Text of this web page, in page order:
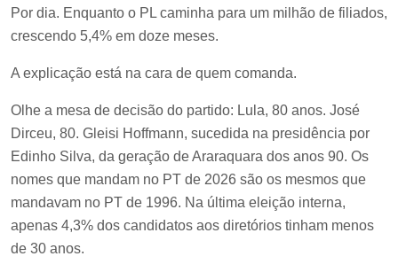
Por dia. Enquanto o PL caminha para um milhão de filiados,
crescendo 5,4% em doze meses.
A explicação está na cara de quem comanda.
Olhe a mesa de decisão do partido: Lula, 80 anos. José
Dirceu, 80. Gleisi Hoffmann, sucedida na presidência por
Edinho Silva, da geração de Araraquara dos anos 90. Os
nomes que mandam no PT de 2026 são os mesmos que
mandavam no PT de 1996. Na última eleição interna,
apenas 4,3% dos candidatos aos diretórios tinham menos
de 30 anos.